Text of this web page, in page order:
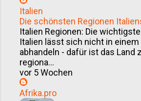
Italien
Die schönsten Regionen
Italien Regionen: Die
Italien lässt sich nicht in einem
abhandeln - dafür ist das Land
regiona...
vor 5 Wochen
Afrika.pro